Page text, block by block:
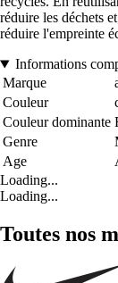
réduire les déchets
réduire l'empreinte
Informations
Marque
Couleur
Couleur dominante
Genre
Age
Loading...
Loading...
Toutes nos